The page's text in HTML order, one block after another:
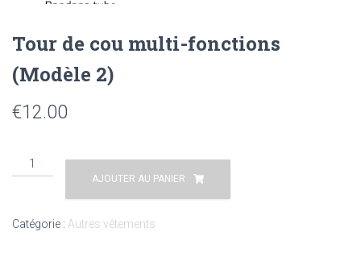
Tour de cou multi-fonctions
(Modèle 2)
€12.00
AJOUTER AU PANIER
Catégorie : Autres vêtements